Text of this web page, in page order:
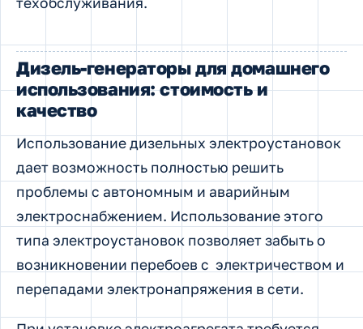
Дизель-генераторы для домашнего
использования: стоимость и
качество
Использование дизельных электроустановок
дает возможность полностью решить
проблемы с автономным и аварийным
электроснабжением. Использование этого
типа электроустановок позволяет забыть о
возникновении перебоев с электричеством и
перепадами электронапряжения в сети.